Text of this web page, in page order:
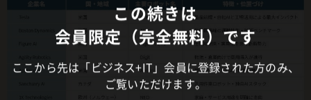
この続きは
会員限定（完全無料）です
ここから先は「ビジネス+IT」会員に登録された方のみ、
ご覧いただけます。